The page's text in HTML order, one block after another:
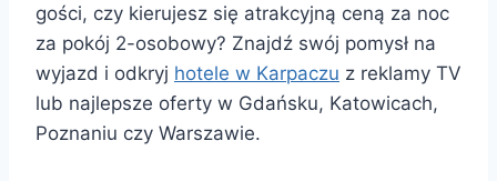
gości, czy kierujesz się atrakcyjną ceną za noc
za pokój 2-osobowy? Znajdź swój pomysł na
wyjazd i odkryj hotele w Karpaczu z reklamy TV
lub najlepsze oferty w Gdańsku, Katowicach,
Poznaniu czy Warszawie.